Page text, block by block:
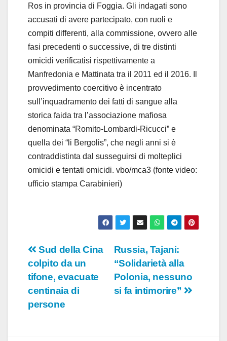
i
d
e
o
Ros in provincia di Foggia. Gli indagati sono
accusati di avere partecipato, con ruoli e
compiti differenti, alla commissione, ovvero alle
fasi precedenti o successive, di tre distinti
omicidi verificatisi rispettivamente a
Manfredonia e Mattinata tra il 2011 ed il 2016. Il
provvedimento coercitivo è incentrato
sull’inquadramento dei fatti di sangue alla
storica faida tra l’associazione mafiosa
denominata “Romito-Lombardi-Ricucci” e
quella dei “li Bergolis”, che negli anni si è
contraddistinta dal susseguirsi di molteplici
omicidi e tentati omicidi. vbo/mca3 (fonte video:
ufficio stampa Carabinieri)
Navigazione
articoli
Russia, Tajani:
“Solidarietà alla
Polonia, nessuno
si fa intimorire”
Sud della Cina
colpito da un
tifone, evacuate
centinaia di
persone